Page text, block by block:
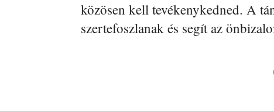
közösen kell tevékenykedned. A
szertefoszlanak és segít az